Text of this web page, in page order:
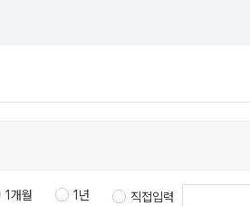
1개월 1년 직접입력